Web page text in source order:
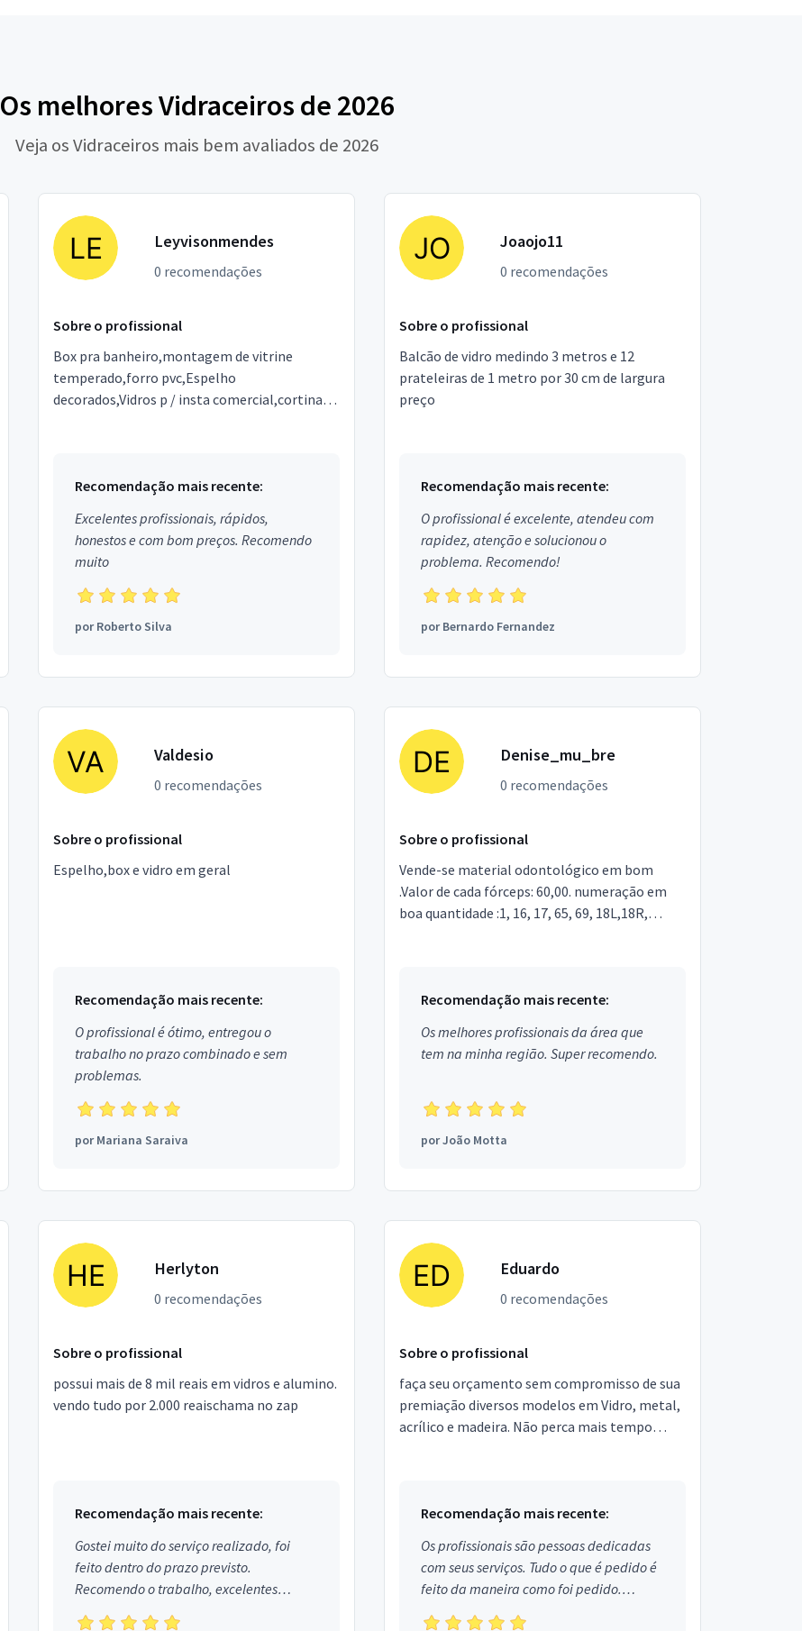
Os melhores Vidraceiros de 2026
Veja os Vidraceiros mais bem avaliados de 2026
Leyvisonmendes
0 recomendações
Sobre o profissional
Box pra banheiro,montagem de vitrine
temperado,forro pvc,Espelho
decorados,Vidros p / insta comercial,cortinas
Recomendação mais recente:
Excelentes profissionais, rápidos,
honestos e com bom preços. Recomendo
muito
porRoberto Silva
Joaojo11
0 recomendações
Sobre o profissional
Balcão de vidro medindo 3 metros e 12
prateleiras de 1 metro por 30 cm de largura
preço
Recomendação mais recente:
O profissional é excelente, atendeu com
rapidez, atenção e solucionou o
problema. Recomendo!
porBernardo Fernandez
Valdesio
0 recomendações
Sobre o profissional
Espelho,box e vidro em geral
Recomendação mais recente:
O profissional é ótimo, entregou o
trabalho no prazo combinado e sem
problemas.
porMariana Saraiva
Denise_mu_bre
0 recomendações
Sobre o profissional
Vende-se material odontológico em bom
.Valor de cada fórceps: 60,00. numeração em
boa quantidade :1, 16, 17, 65, 69, 18L,18R,
Recomendação mais recente:
Os melhores profissionais da área que
tem na minha região. Super recomendo.
porJoão Motta
Herlyton
0 recomendações
Sobre o profissional
possui mais de 8 mil reais em vidros e alumino.
vendo tudo por 2.000 reaischama no zap
Recomendação mais recente:
Gostei muito do serviço realizado, foi
feito dentro do prazo previsto.
Recomendo o trabalho, excelentes
profissionais.
Eduardo
0 recomendações
Sobre o profissional
faça seu orçamento sem compromisso de sua
premiação diversos modelos em Vidro, metal,
acrílico e madeira. Não perca mais tempo
Recomendação mais recente:
Os profissionais são pessoas dedicadas
com seus serviços. Tudo o que é pedido é
feito da maneira como foi pedido.
Aprovado!